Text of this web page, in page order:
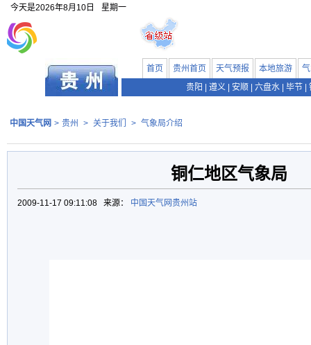
今天是2026年8月10日 星期一
首页 贵州首页 天气预报 本地旅游
贵阳
遵义 安顺 六盘水 毕节
中国天气网 > 贵州 > 关于我们 > 气象局介绍
铜仁地区气象局
2009-11-17 09:11:08 来源： 中国天气网贵州站